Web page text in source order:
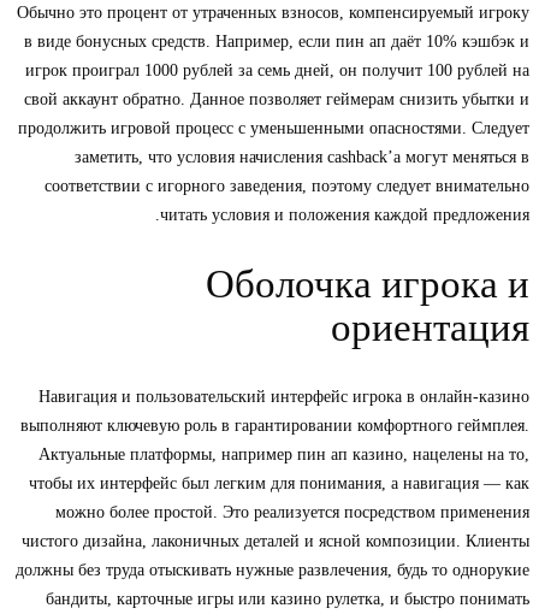
Обычно это процент от утраченных взносов, компенсируемый игроку
в виде бонусных средств. Например, если пин ап даёт 10% кэшбэк и
игрок проиграл 1000 рублей за семь дней, он получит 100 рублей на
свой аккаунт обратно. Данное позволяет геймерам снизить убытки и
продолжить игровой процесс с уменьшенными опасностями. Следует
заметить, что условия начисления cashback’а могут меняться в
соответствии с игорного заведения, поэтому следует внимательно
читать условия и положения каждой предложения.
Оболочка игрока и
ориентация
Навигация и пользовательский интерфейс игрока в онлайн-казино
выполняют ключевую роль в гарантировании комфортного геймплея.
Актуальные платформы, например пин ап казино, нацелены на то,
чтобы их интерфейс был легким для понимания, а навигация — как
можно более простой. Это реализуется посредством применения
чистого дизайна, лаконичных деталей и ясной композиции. Клиенты
должны без труда отыскивать нужные развлечения, будь то однорукие
бандиты, карточные игры или казино рулетка, и быстро понимать